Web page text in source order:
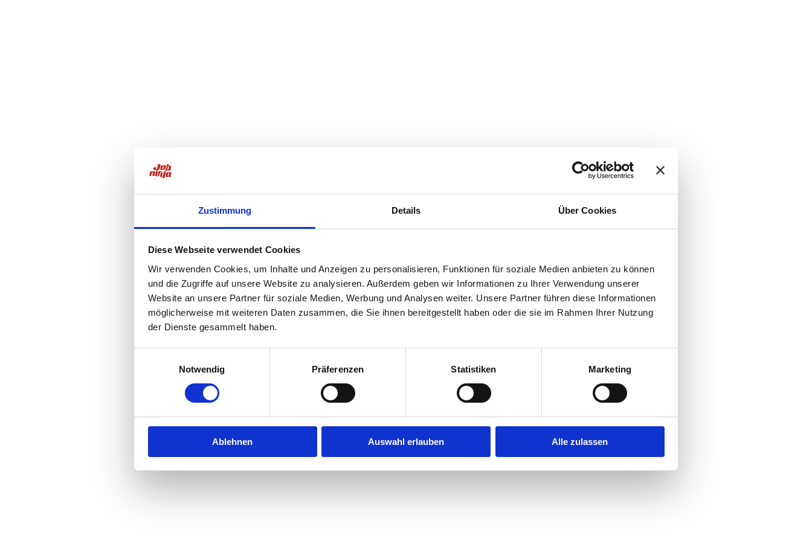
Zustimmung Details Über Cookies
Diese Webseite verwendet Cookies
Wir verwenden Cookies, um Inhalte und Anzeigen zu personalisieren, Funktionen für soziale Medien anbieten zu können
und die Zugriffe auf unsere Website zu analysieren. Außerdem geben wir Informationen zu Ihrer Verwendung unserer
Website an unsere Partner für soziale Medien, Werbung und Analysen weiter. Unsere Partner führen diese Informationen
möglicherweise mit weiteren Daten zusammen, die Sie ihnen bereitgestellt haben oder die sie im Rahmen Ihrer Nutzung
der Dienste gesammelt haben.
Notwendig
Präferenzen Statistiken Marketing
Ablehnen Auswahl erlauben Alle zulassen
Application error: aclient-side exception has occurred while loadingjobninja.com(see the browser consolefor more information).